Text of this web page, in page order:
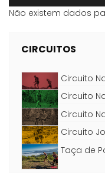
Não existem dados
CIRCUITOS
Circuito
Circuito
Circuito
Circuito
Taça de